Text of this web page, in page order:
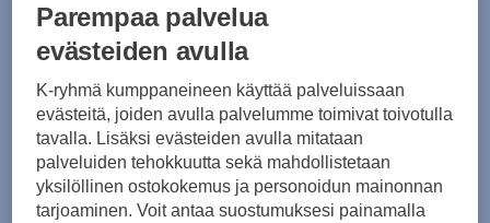
Koko
38 38,5 40 40,5 41 42
43 44 44,5
Kokotaulukko
Parempaa palvelua
evästeiden avulla
K-ryhmä kumppaneineen käyttää palveluissaan
evästeitä, joiden avulla palvelumme toimivat toivotulla
tavalla. Lisäksi evästeiden avulla mitataan
palveluiden tehokkuutta sekä mahdollistetaan
yksilöllinen ostokokemus ja personoidun mainonnan
tarjoaminen. Voit antaa suostumuksesi painamalla